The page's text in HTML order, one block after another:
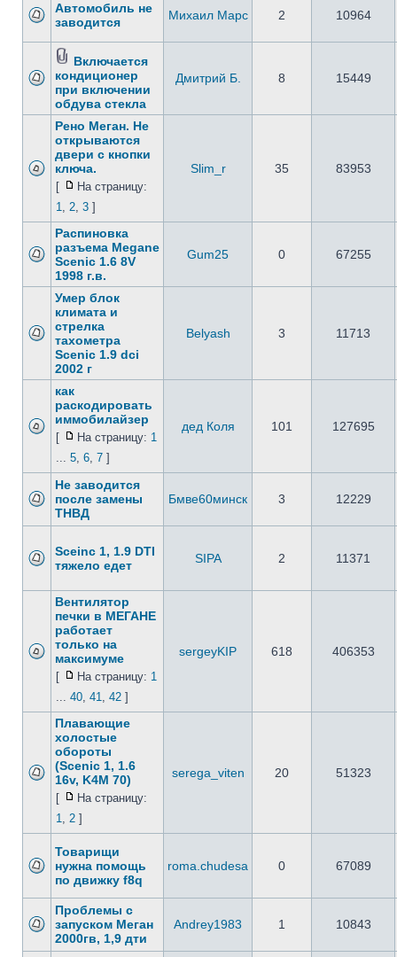
Автомобиль не
заводится
Михаил Марс 2 10964
Включается
кондиционер
при включении
обдува стекла
Дмитрий Б. 8 15449
Рено Меган. Не
открываются
двери с кнопки
ключа.
[
На страницу:
1, 2, 3 ]
Slim_r 35 83953
Распиновка
разъема Megane
Scenic 1.6 8V
1998 г.в.
Gum25 0 67255
Умер блок
климата и
стрелка
тахометра
Scenic 1.9 dci
2002 г
Belyash 3 11713
как
раскодировать
иммобилайзер
[ На страницу: 1
... 5, 6, 7 ]
дед Коля 101 127695
Не заводится
после замены
ТНВД
Бмве60минск 3 12229
Sceinc 1, 1.9 DTI
тяжело едет
SIPA 2 11371
Вентилятор
печки в МЕГАНЕ
работает
только на
максимуме
[ На страницу: 1
... 40, 41, 42 ]
sergeyKIP 618 406353
Плавающие
холостые
обороты
(Scenic 1, 1.6
16v, K4M 70)
[
На страницу:
1, 2 ]
serega_viten 20 51323
Товарищи
нужна помощь
по движку f8q
roma.chudesa 0 67089
Проблемы с
запуском Меган
2000гв, 1,9 дти
Andrey1983 1 10843